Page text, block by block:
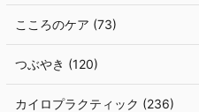
こころのケア (73)
つぶやき (120)
カイロプラクティック (236)